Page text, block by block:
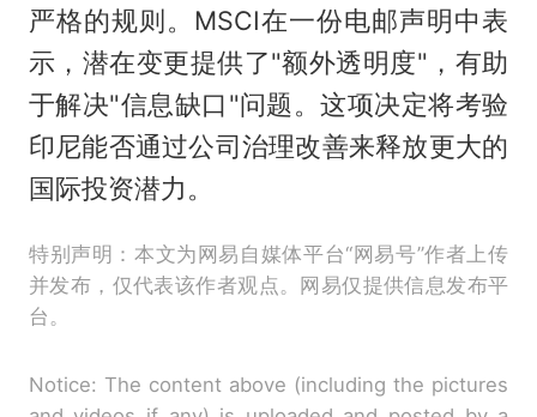
严格的规则。MSCI在一份电邮声明中表
示，潜在变更提供了"额外透明度"，有助
于解决"信息缺口"问题。这项决定将考验
印尼能否通过公司治理改善来释放更大的
国际投资潜力。
特别声明：本文为网易自媒体平台“网易号”作者上传
并发布，仅代表该作者观点。网易仅提供信息发布平
台。
Notice: The content above (including the pictures